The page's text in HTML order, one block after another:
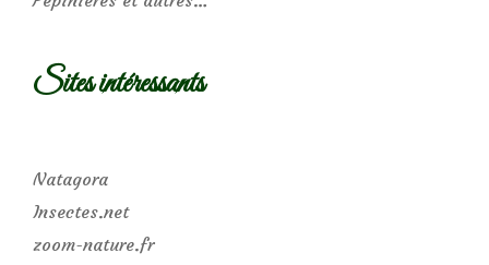
Sites intéressants
Natagora
Insectes.net
zoom-nature.fr